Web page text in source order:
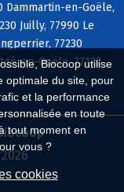
Biocoop utilise
optimale du site, pour
et la performance
en toute
tout moment en
vous ?
cookies
Dammartin-en-Goële,
Juilly, 77990 Le
77230
en-Goële, 77122